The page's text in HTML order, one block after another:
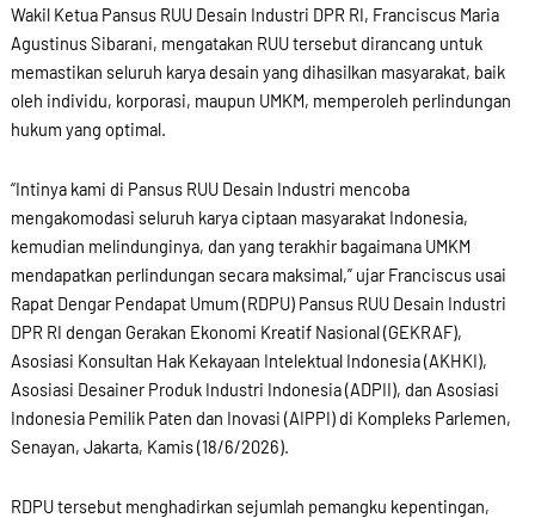
Wakil Ketua Pansus RUU Desain Industri DPR RI, Franciscus Maria
Agustinus Sibarani, mengatakan RUU tersebut dirancang untuk
memastikan seluruh karya desain yang dihasilkan masyarakat, baik
oleh individu, korporasi, maupun UMKM, memperoleh perlindungan
hukum yang optimal.
“Intinya kami di Pansus RUU Desain Industri mencoba
mengakomodasi seluruh karya ciptaan masyarakat Indonesia,
kemudian melindunginya, dan yang terakhir bagaimana UMKM
mendapatkan perlindungan secara maksimal,” ujar Franciscus usai
Rapat Dengar Pendapat Umum (RDPU) Pansus RUU Desain Industri
DPR RI dengan Gerakan Ekonomi Kreatif Nasional (GEKRAF),
Asosiasi Konsultan Hak Kekayaan Intelektual Indonesia (AKHKI),
Asosiasi Desainer Produk Industri Indonesia (ADPII), dan Asosiasi
Indonesia Pemilik Paten dan Inovasi (AIPPI) di Kompleks Parlemen,
Senayan, Jakarta, Kamis (18/6/2026).
RDPU tersebut menghadirkan sejumlah pemangku kepentingan,